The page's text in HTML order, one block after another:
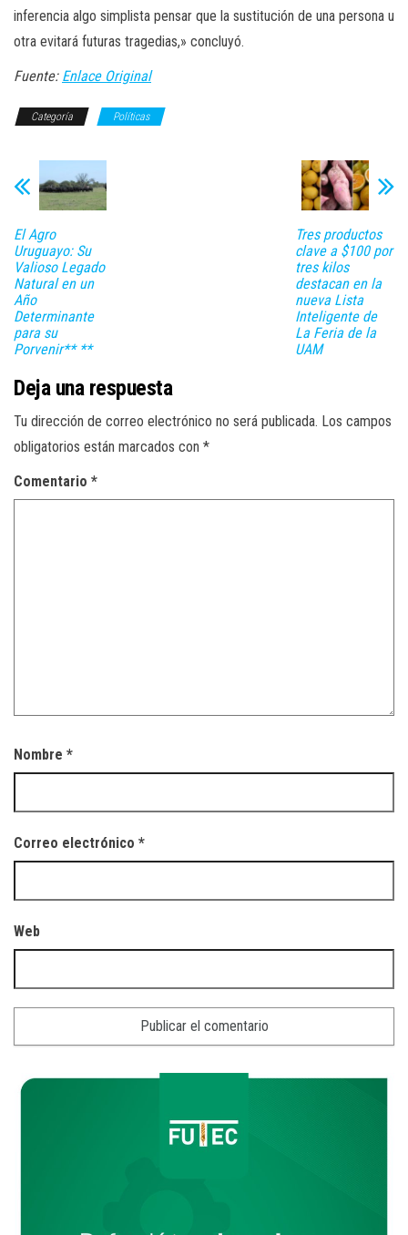
inferencia algo simplista pensar que la sustitución de una persona u
otra evitará futuras tragedias,» concluyó.
Fuente: Enlace Original
Categoría Políticas
El Agro
Uruguayo: Su
Valioso Legado
Natural en un
Año
Determinante
para su
Porvenir** **
Tres productos
clave a $100 por
tres kilos
destacan en la
nueva Lista
Inteligente de
La Feria de la
UAM
Deja una respuesta
Tu dirección de correo electrónico no será publicada. Los campos
obligatorios están marcados con *
Comentario *
Nombre *
Correo electrónico *
Web